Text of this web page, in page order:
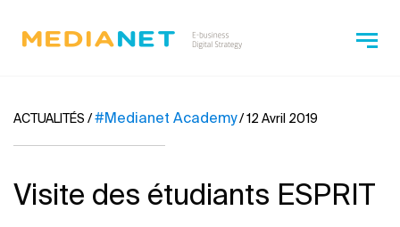
ACTUALITÉS /#Medianet Academy/12 Avril 2019
Visite des étudiants ESPRIT